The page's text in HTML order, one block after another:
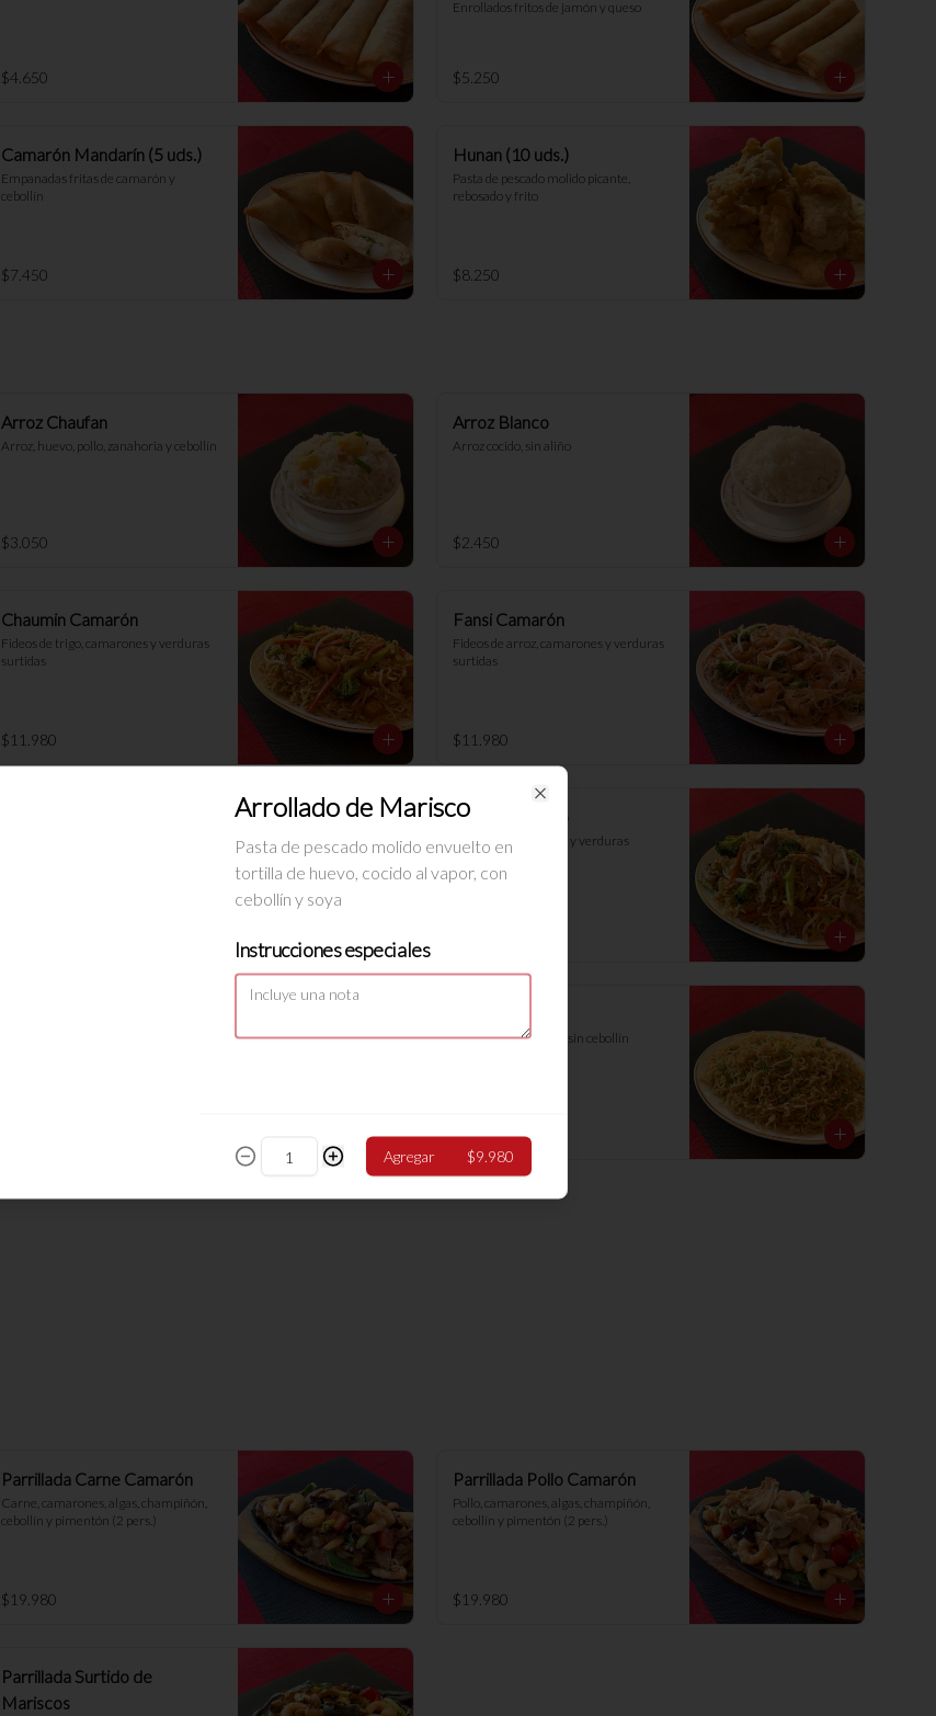
$4.650
Enrollados fritos de jamón y queso
$5.250
Camarón Mandarín (5 uds.)
Empanadas fritas de camarón y
cebollín
$7.450
Hunan (10 uds.)
Pasta de pescado molido picante,
rebosado y frito
$8.250
Arroz Chaufan
Arroz, huevo, pollo, zanahoria y cebollín
$3.050
Arroz Blanco
Arroz cocido, sin aliño
$2.450
Chaumin Camarón
Fideos de trigo, camarones y verduras
surtidas
$11.980
Fansi Camarón
Fideos de arroz, camarones y verduras
surtidas
$11.980
Chaumin Cerdo
Fideos de trigo, cerdo y verduras
surtidas
Fideos de trigo, con o sin cebollín
$8.380
Parrillada Carne Camarón
Carne, camarones, algas, champiñón,
cebollín y pimentón (2 pers.)
$19.980
Parrillada Pollo Camarón
Pollo, camarones, algas, champiñón,
cebollín y pimentón (2 pers.)
$19.980
Parrillada Surtido de
Mariscos
Arrollado de Marisco
Pasta de pescado molido envuelto en
tortilla de huevo, cocido al vapor, con
cebollín y soya
Instrucciones especiales
Agregar $9.980
Close